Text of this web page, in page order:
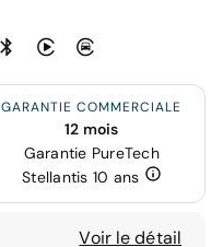
GARANTIE COMMERCIALE
12 mois
Garantie PureTech
Stellantis 10 ans
Voir le détail